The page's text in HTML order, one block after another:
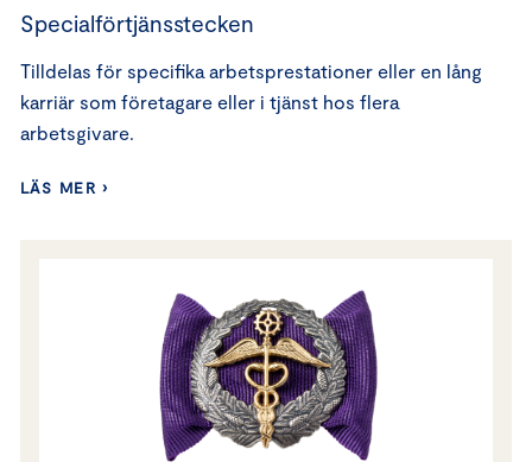
Specialförtjänsstecken
Tilldelas för specifika arbetsprestationer eller en lång
karriär som företagare eller i tjänst hos flera
arbetsgivare.
LÄS MER ›